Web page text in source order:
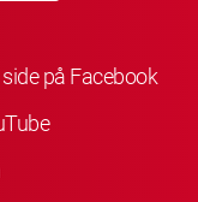
på Facebook